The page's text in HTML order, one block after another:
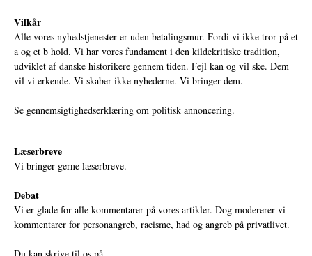
Vilkår
Alle vores nyhedstjenester er uden betalingsmur. Fordi vi ikke tror på et
a og et b hold. Vi har vores fundament i den kildekritiske tradition,
udviklet af danske historikere gennem tiden. Fejl kan og vil ske. Dem
vil vi erkende. Vi skaber ikke nyhederne. Vi bringer dem.
Se gennemsigtighedserklæring om politisk annoncering.
Læserbreve
Vi bringer gerne læserbreve.
Debat
Vi er glade for alle kommentarer på vores artikler. Dog modererer vi
kommentarer for personangreb, racisme, had og angreb på privatlivet.
Du kan skrive til os på